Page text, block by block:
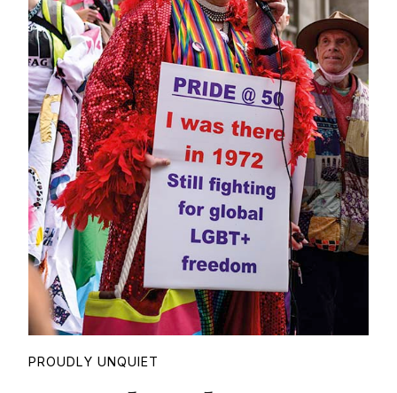
Proudly
PROUDLY UNQUIET